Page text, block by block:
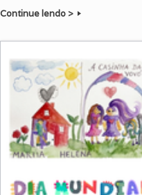
Continue lendo >